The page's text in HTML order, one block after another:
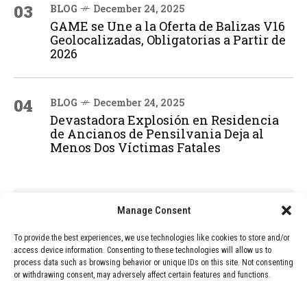
Manage Consent
To provide the best experiences, we use technologies like cookies to store and/or
access device information. Consenting to these technologies will allow us to
process data such as browsing behavior or unique IDs on this site. Not consenting
or withdrawing consent, may adversely affect certain features and functions.
03 BLOG December 24, 2025
GAME se Une a la Oferta de Balizas V16
Geolocalizadas, Obligatorias a Partir de
2026
04 BLOG December 24, 2025
Devastadora Explosión en Residencia
de Ancianos de Pensilvania Deja al
Menos Dos Víctimas Fatales